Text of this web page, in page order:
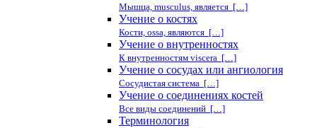
Мышца, musculus, является […]
Учение о костях
Кости, ossa, являются […]
Учение о внутренностях
К внутренностям viscera […]
Учение о сосудах или ангиология
Сосудистая система […]
Учение о соединениях костей
Все виды соединений […]
Терминология